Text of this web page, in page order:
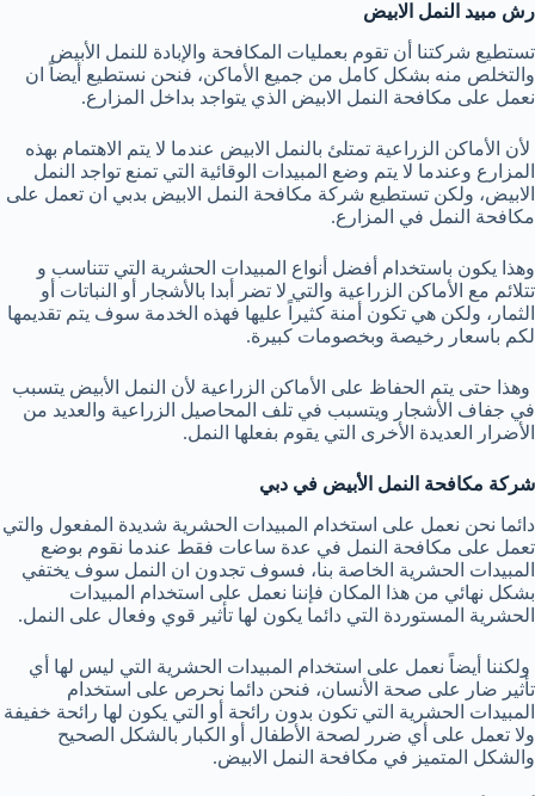
رش مبيد النمل الابيض
تستطيع شركتنا أن تقوم بعمليات المكافحة والإبادة للنمل الأبيض
والتخلص منه بشكل كامل من جميع الأماكن، فنحن نستطيع أيضاً ان
نعمل على مكافحة النمل الابيض الذي يتواجد بداخل المزارع.
لأن الأماكن الزراعية تمتلئ بالنمل الابيض عندما لا يتم الاهتمام بهذه
المزارع وعندما لا يتم وضع المبيدات الوقائية التي تمنع تواجد النمل
الابيض، ولكن تستطيع شركة مكافحة النمل الابيض بدبي ان تعمل على
مكافحة النمل في المزارع.
وهذا يكون باستخدام أفضل أنواع المبيدات الحشرية التي تتناسب و
تتلائم مع الأماكن الزراعية والتي لا تضر أبدا بالأشجار أو النباتات أو
الثمار، ولكن هي تكون أمنة كثيراً عليها فهذه الخدمة سوف يتم تقديمها
لكم باسعار رخيصة وبخصومات كبيرة.
وهذا حتى يتم الحفاظ على الأماكن الزراعية لأن النمل الأبيض يتسبب
في جفاف الأشجار ويتسبب في تلف المحاصيل الزراعية والعديد من
الأضرار العديدة الأخرى التي يقوم بفعلها النمل.
شركة مكافحة النمل الأبيض في دبي
دائما نحن نعمل على استخدام المبيدات الحشرية شديدة المفعول والتي
تعمل على مكافحة النمل في عدة ساعات فقط عندما نقوم بوضع
المبيدات الحشرية الخاصة بنا، فسوف تجدون ان النمل سوف يختفي
بشكل نهائي من هذا المكان فإننا نعمل على استخدام المبيدات
الحشرية المستوردة التي دائما يكون لها تأثير قوي وفعال على النمل.
ولكننا أيضاً نعمل على استخدام المبيدات الحشرية التي ليس لها أي
تأثير ضار على صحة الأنسان، فنحن دائما نحرص على استخدام
المبيدات الحشرية التي تكون بدون رائحة أو التي يكون لها رائحة خفيفة
ولا تعمل على أي ضرر لصحة الأطفال أو الكبار بالشكل الصحيح
والشكل المتميز في مكافحة النمل الابيض.